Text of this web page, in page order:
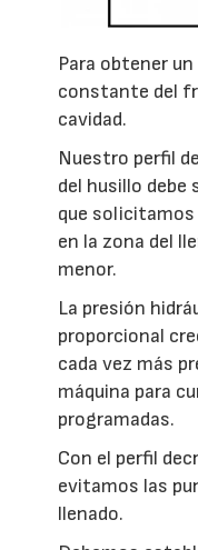
Para obtener
constante del
cavidad.
Nuestro perfil
del husillo debe
que solicitamos
en la zona del
menor.
La presión
proporcional
cada vez más
máquina para
programadas.
Con el perfil
evitamos las
llenado.